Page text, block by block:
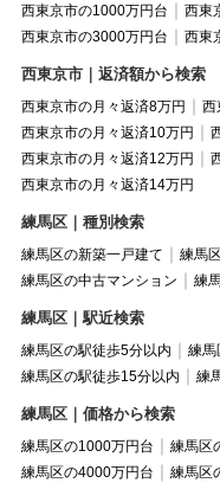
西東京市の1000万円台
西東
西東京市の3000万円台
西東
西東京市｜返済額から検索
西東京市の月々返済8万円
西
西東京市の月々返済10万円
西東京市の月々返済12万円
西東京市の月々返済14万円
練馬区｜種別検索
練馬区の新築一戸建て
練馬
練馬区の中古マンション
練
練馬区｜駅近検索
練馬区の駅徒歩5分以内
練馬
練馬区の駅徒歩15分以内
練
練馬区｜価格から検索
練馬区の1000万円台 練馬区
練馬区の4000万円台
練馬区